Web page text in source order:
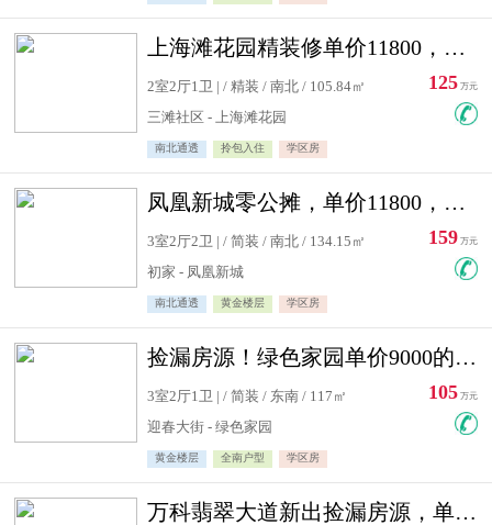
上海滩花园精装修单价11800，价格最低的两居室，无敌视野
2室2厅1卫 | / 精装 / 南北 / 105.84㎡
三滩社区 - 上海滩花园
南北通透 拎包入住 学区房
125 万元
凤凰新城零公摊，单价11800，白银楼层，一个车库另算
3室2厅2卫 | / 简装 / 南北 / 134.15㎡
初家 - 凤凰新城
南北通透 黄金楼层 学区房
159 万元
捡漏房源！绿色家园单价9000的大三居，实验小学永明双学区
3室2厅1卫 | / 简装 / 东南 / 117㎡
迎春大街 - 绿色家园
黄金楼层 全南户型 学区房
105 万元
万科翡翠大道新出捡漏房源，单价10500精装修